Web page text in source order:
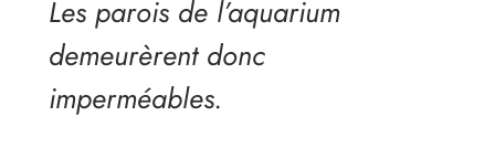
Les parois de l’aquarium
demeurèrent donc
imperméables.